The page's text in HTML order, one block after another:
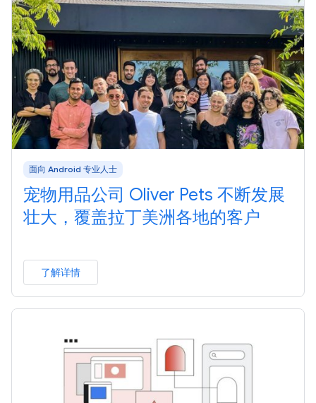
面向 Android 专业人士
宠物用品公司 Oliver Pets 不断发展
壮大，覆盖拉丁美洲各地的客户
了解详情